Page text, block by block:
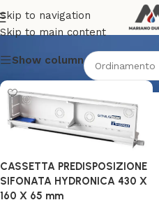
Skip to navigation
Skip to main content
TECNOGAS
Show column
CASSETTA PREDISPOSIZIONE
SIFONATA HYDRONICA 430 X
160 X 65 mm